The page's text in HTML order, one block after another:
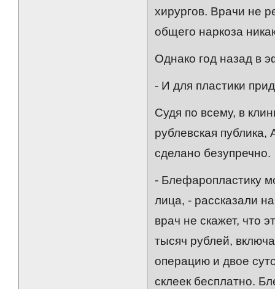
хирургов. Врачи не
общего наркоза
Однако год назад в
- И для пластики
Судя по всему, в
рублевская публика,
сделано безупречно.
- Блефаропластику
лица, - рассказали
врач не скажет, что
тысяч рублей,
операцию и двое
склеек бесплатно.